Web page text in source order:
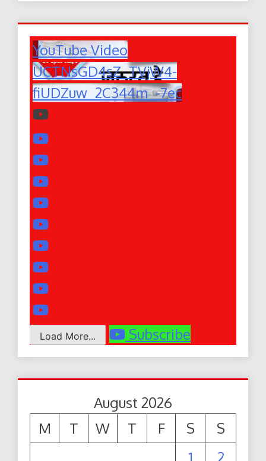
YouTube Video
UCTNsGD4sZ_TVjW4-
fiUDZuw_2C344m_-7ec
Load More... Subscribe
August 2026
M
T W T F S
S
1
2